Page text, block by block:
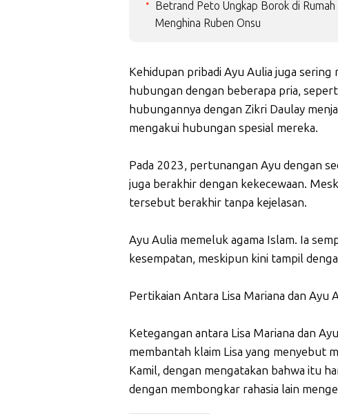
Betrand Peto Ungkap Borok di
Menghina Ruben Onsu
Kehidupan pribadi Ayu Aulia juga
hubungan dengan beberapa pria,
hubungannya dengan Zikri Daulay
mengakui hubungan spesial mereka.
Pada 2023, pertunangan Ayu dengan
juga berakhir dengan kekecewaan.
tersebut berakhir tanpa kejelasan.
Ayu Aulia memeluk agama Islam. Ia
kesempatan, meskipun kini tampil
Pertikaian Antara Lisa Mariana dan Ayu
Ketegangan antara Lisa Mariana dan
membantah klaim Lisa yang menyebut
Kamil, dengan mengatakan bahwa itu
dengan membongkar rahasia lain